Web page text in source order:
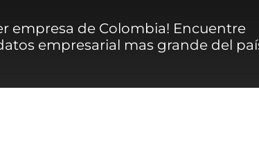
empresa de Colombia! Encuentre
empresarial mas grande del